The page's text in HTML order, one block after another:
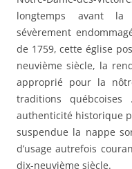
longtemps avant
sévèrement
de 1759, cette église
neuvième siècle, la
approprié pour la
traditions
authenticité historique
suspendue la nappe
d’usage autrefois
dix-neuvième siècle.